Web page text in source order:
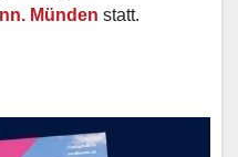
Münden statt.